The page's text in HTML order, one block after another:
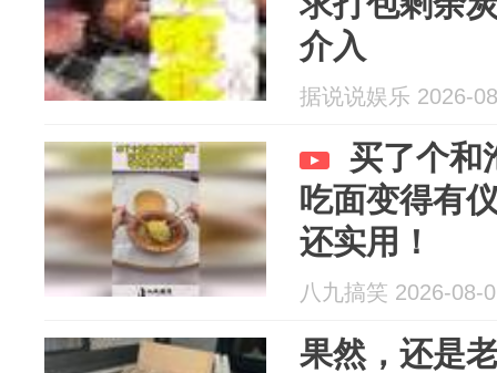
介入
据说说娱乐 2026-
买了个和
吃面变得有
还实用！
八九搞笑 2026-08-
果然，还是